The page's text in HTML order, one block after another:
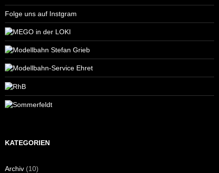
Folge uns auf Instgram
KATEGORIEN
Archiv (10)